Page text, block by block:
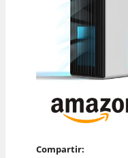
Compartir: